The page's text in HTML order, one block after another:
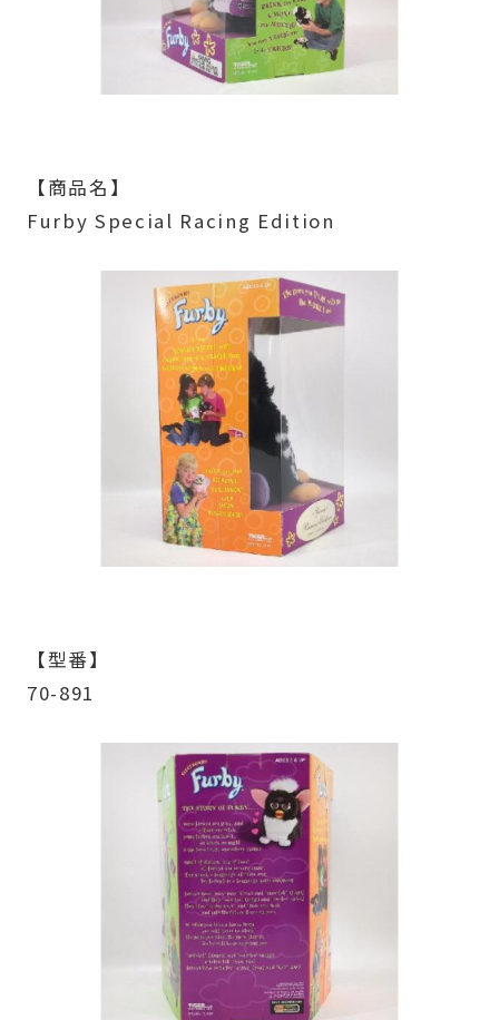
【商品名】
Furby Special Racing Edition
【型番】
70-891